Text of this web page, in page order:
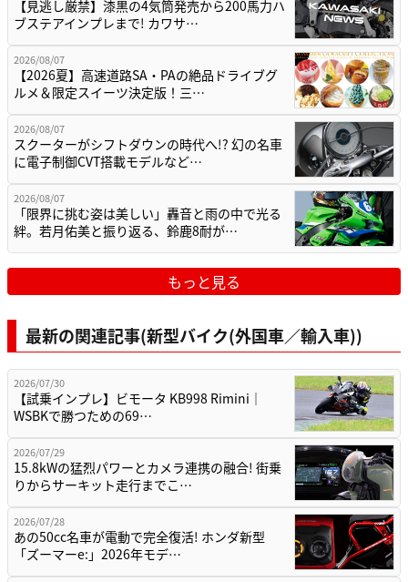
【見逃し厳禁】漆黒の4気筒発売から200馬力ハ
ブステアインプレまで! カワサ…
2026/08/07
【2026夏】高速道路SA・PAの絶品ドライブグ
ルメ＆限定スイーツ決定版！三…
2026/08/07
スクーターがシフトダウンの時代へ!? 幻の名車
に電子制御CVT搭載モデルなど…
2026/08/07
「限界に挑む姿は美しい」轟音と雨の中で光る
絆。若月佑美と振り返る、鈴鹿8耐が…
もっと見る
最新の関連記事(新型バイク(外国車／輸入車))
2026/07/30
【試乗インプレ】ビモータ KB998 Rimini｜
WSBKで勝つための69…
2026/07/29
15.8kWの猛烈パワーとカメラ連携の融合! 街乗
りからサーキット走行までこ…
2026/07/28
あの50cc名車が電動で完全復活! ホンダ新型
「ズーマーe:」2026年モデ…